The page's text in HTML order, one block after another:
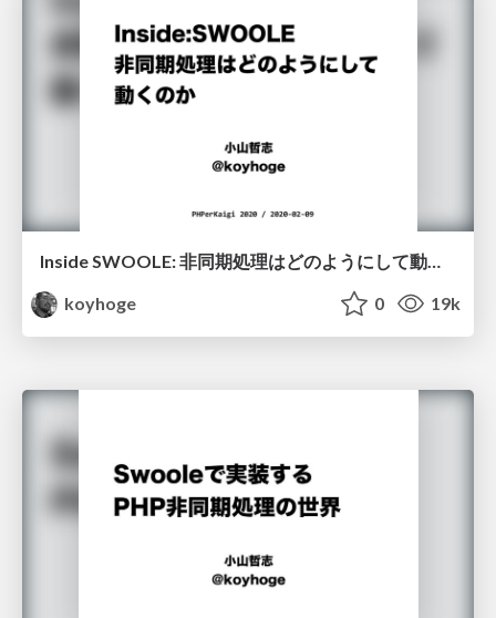
Inside SWOOLE: 非同期処理はどのようにして動くのか/inside_swoole
koyhoge
0 19k